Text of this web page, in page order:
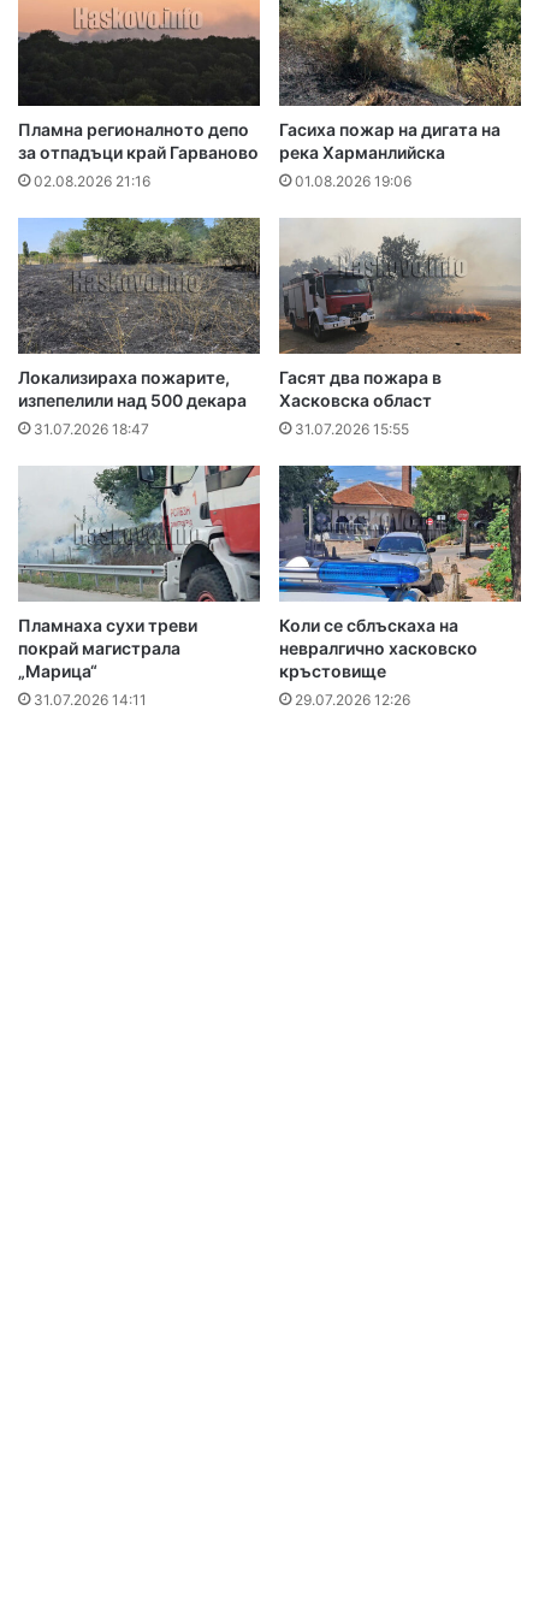
Пламна регионалното депо
за отпадъци край Гарваново
02.08.2026 21:16
Гасиха пожар на дигата на
река Харманлийска
01.08.2026 19:06
Локализираха пожарите,
изпепелили над 500 декара
31.07.2026 18:47
Гасят два пожара в
Хасковска област
31.07.2026 15:55
Пламнаха сухи треви
покрай магистрала
„Марица“
31.07.2026 14:11
Коли се сблъскаха на
невралгично хасковско
кръстовище
29.07.2026 12:26